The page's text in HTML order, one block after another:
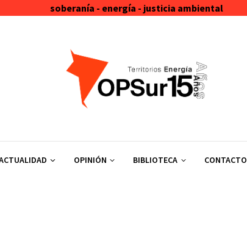
soberanía - energía - justicia ambiental
OPINIÓN BIBLIOTECA CONTACTO